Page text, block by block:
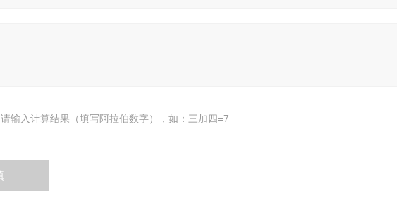
请输入计算结果（填写阿拉伯数字），如：三加四=7